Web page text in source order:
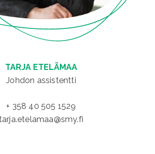
TARJA ETELÄMAA
Johdon assistentti
+ 358 40 505 1529